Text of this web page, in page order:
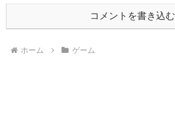
コメントを書き込む
ホーム ゲーム